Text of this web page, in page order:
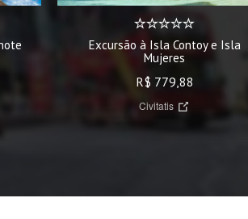
Excursão à Isla Contoy e Isla
Mujeres
R$ 779,88
Civitatis